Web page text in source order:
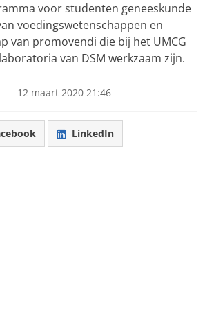
voor studenten geneeskunde
voedingswetenschappen en
van promovendi die bij het UMCG
van DSM werkzaam zijn.
12 maart 2020 21:46
LinkedIn